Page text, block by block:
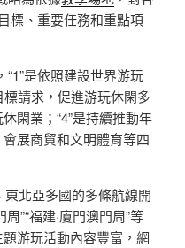
標、重要任務和重點項
“1”是依照建設世界游玩
標請求，促進游玩休閑多
閑業；“4”是持續推動年
展商貿和文明體育等四
北亞多國的多條航線開
”“福建·廈門澳門周”等
游玩活動內容豐富，網